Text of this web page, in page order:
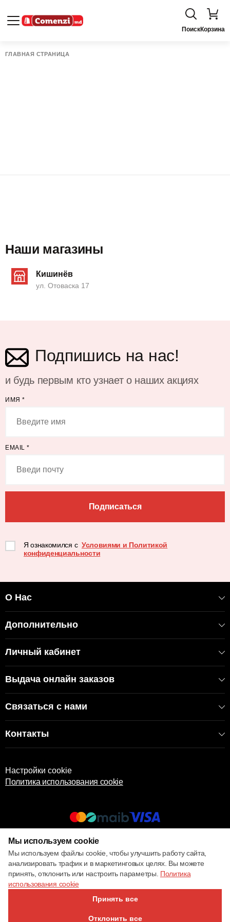
ПоискКорзина
ГЛАВНАЯ СТРАНИЦА
Наши магазины
Кишинёв
ул. Отоваска 17
Подпишись на нас!
и будь первым кто узнает о наших акциях
ИМЯ *
EMAIL *
Подписаться
Я ознакомился с Условиями и Политикой
конфиденциальности
О Нас
Дополнительно
Личный кабинет
Выдача онлайн заказов
Связаться с нами
Контакты
Настройки cookie
Политика использования cookie
© 2017 – 2026 ECOM
Мы используем cookie
Мы используем файлы cookie, чтобы улучшить работу сайта,
анализировать трафик и в маркетинговых целях. Вы можете
принять, отклонить или настроить параметры. Политика
использования cookie
Принять все
Отклонить все